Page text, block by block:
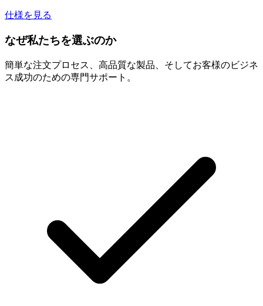
仕様を見る
なぜ私たちを選ぶのか
簡単な注文プロセス、高品質な製品、そしてお客様のビジネ
ス成功のための専門サポート。